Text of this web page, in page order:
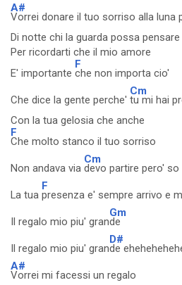
A#
Vorrei donare il tuo sorriso alla luna
Di notte chi la guarda possa pensare
Per ricordarti che il mio amore
E' importante
F
che non importa cio'
Che dice la gente perche'
Cm
tu mi hai
Con la tua gelosia che anche
F
Che molto stanco il tuo sorriso
Non andava via
Cm
devo partire pero' so
La tua
F
presenza e' sempre arrivo e
Il regalo mio piu' gran
Gm
de
Il regalo mio piu' gran
D#
de
A#
Vorrei mi facessi un regalo